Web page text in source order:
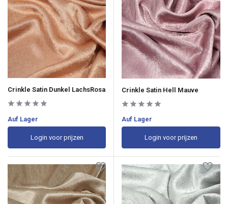
Crinkle Satin Dunkel LachsRosa
Auf Lager
Login voor prijzen
Crinkle Satin Hell Mauve
Auf Lager
Login voor prijzen